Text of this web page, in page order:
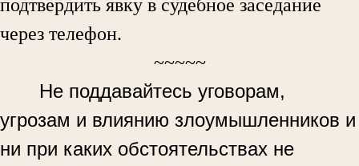
подтвердить явку в судебное заседание
через телефон.
~~~~~
Не поддавайтесь уговорам,
угрозам и влиянию злоумышленников и
ни при каких обстоятельствах не